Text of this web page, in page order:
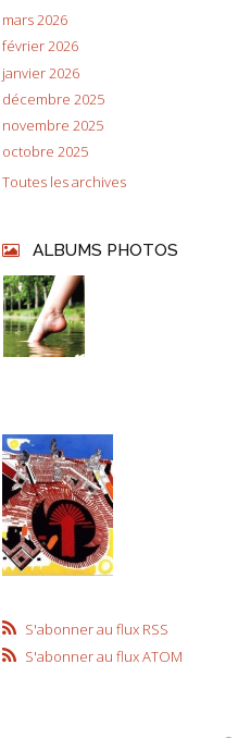
mars 2026
février 2026
janvier 2026
décembre 2025
novembre 2025
octobre 2025
Toutes les archives
ALBUMS PHOTOS
S'abonner au flux RSS
S'abonner au flux ATOM